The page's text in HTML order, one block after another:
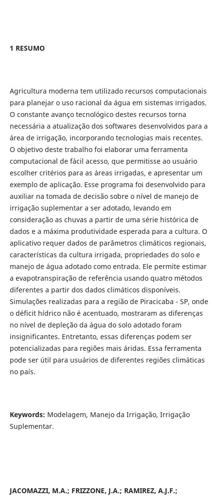
1 RESUMO
Agricultura moderna tem utilizado recursos computacionais
para planejar o uso racional da água em sistemas irrigados.
O constante avanço tecnológico destes recursos torna
necessária a atualização dos softwares desenvolvidos para a
área de irrigação, incorporando tecnologias mais recentes.
O objetivo deste trabalho foi elaborar uma ferramenta
computacional de fácil acesso, que permitisse ao usuário
escolher critérios para as áreas irrigadas, e apresentar um
exemplo de aplicação. Esse programa foi desenvolvido para
auxiliar na tomada de decisão sobre o nível de manejo de
irrigação suplementar a ser adotado, levando em
consideração as chuvas a partir de uma série histórica de
dados e a máxima produtividade esperada para a cultura. O
aplicativo requer dados de parâmetros climáticos regionais,
características da cultura irrigada, propriedades do solo e
manejo de água adotado como entrada. Ele permite estimar
a evapotranspiração de referência usando quatro métodos
diferentes a partir dos dados climáticos disponíveis.
Simulações realizadas para a região de Piracicaba - SP, onde
o déficit hídrico não é acentuado, mostraram as diferenças
no nível de depleção da água do solo adotado foram
insignificantes. Entretanto, essas diferenças podem ser
potencializadas para regiões mais áridas. Essa ferramenta
pode ser útil para usuários de diferentes regiões climáticas
no país.
Keywords: Modelagem, Manejo da Irrigação, Irrigação
Suplementar.
JACOMAZZI, M.A.; FRIZZONE, J.A.; RAMIREZ, A.J.F.;